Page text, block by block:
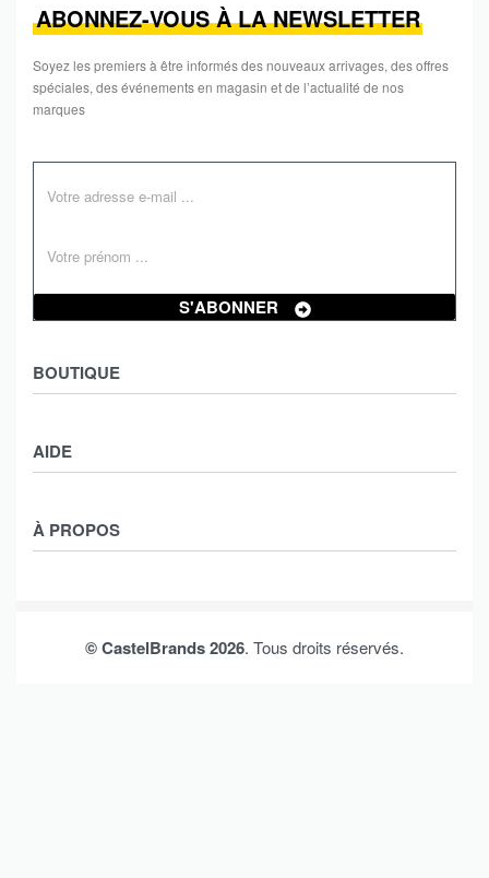
BOUTIQUE
Garçons
AIDE
Retours et échanges
À PROPOS
Contact
ABONNEZ-VOUS À LA NEWSLETTER
Soyez les premiers à être informés des nouveaux arrivages, des offres
spéciales, des événements en magasin et de l’actualité de nos
marques
S'ABONNER
© CastelBrands 2026. Tous droits réservés.